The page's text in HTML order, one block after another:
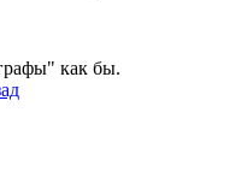
как бы.